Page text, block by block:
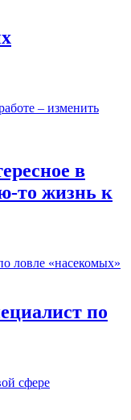
в
то жизнь к
по